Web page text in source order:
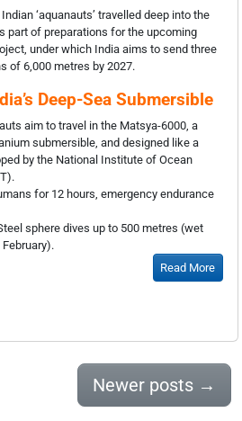
‘aquanauts’ travelled deep into the
part of preparations for the upcoming
under which India aims to send three
of 6,000 metres by 2027.
Deep-Sea Submersible
aim to travel in the Matsya-6000, a
submersible, and designed like a
by the National Institute of Ocean
for 12 hours, emergency endurance
sphere dives up to 500 metres (wet
Read More
Newer posts →